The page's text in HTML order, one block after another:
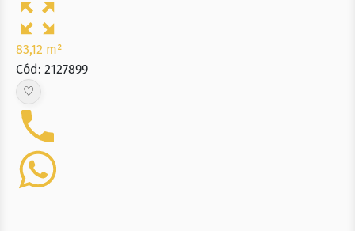
83,12 m²
Cód: 2127899
♡